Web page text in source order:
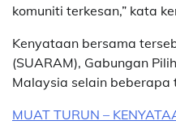
komuniti terkesan,” kata
Kenyataan bersama
(SUARAM), Gabungan
Malaysia selain
MUAT TURUN –